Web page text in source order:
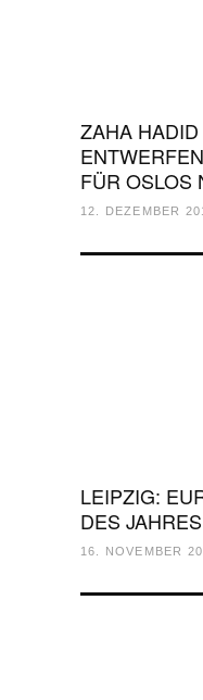
ZAHA
FÜR OSLOS
12. DEZEMBER
LEIPZIG:
DES
16. NOVEMBER